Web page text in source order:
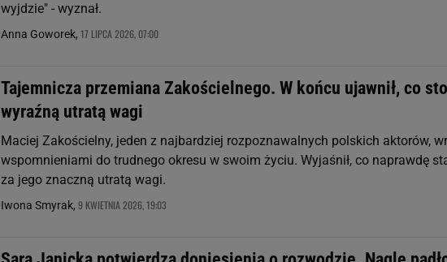
wyjdzie" - wyznał.
Anna Goworek, 17 LIPCA 2026, 07:00
Tajemnicza przemiana Zakościelnego. W końcu ujawnił, co
wyraźną utratą wagi
Maciej Zakościelny, jeden z najbardziej rozpoznawalnych polskich aktorów,
wspomnieniami do trudnego okresu w swoim życiu. Wyjaśnił, co naprawdę
za jego znaczną utratą wagi.
Iwona Smyrak, 9 KWIETNIA 2026, 19:03